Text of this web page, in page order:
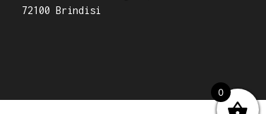
72100 Brindisi
0